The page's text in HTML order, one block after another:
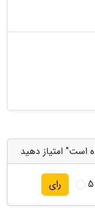
امتیاز دهید
5 رای